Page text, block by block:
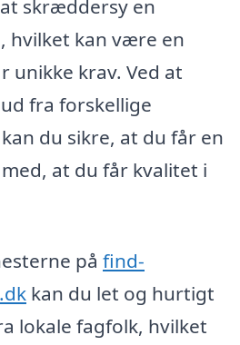
skræddersy en
hvilket kan være en
unikke krav. Ved at
fra forskellige
du sikre, at du får en
at du får kvalitet i
på find-
kan du let og hurtigt
lokale fagfolk, hvilket